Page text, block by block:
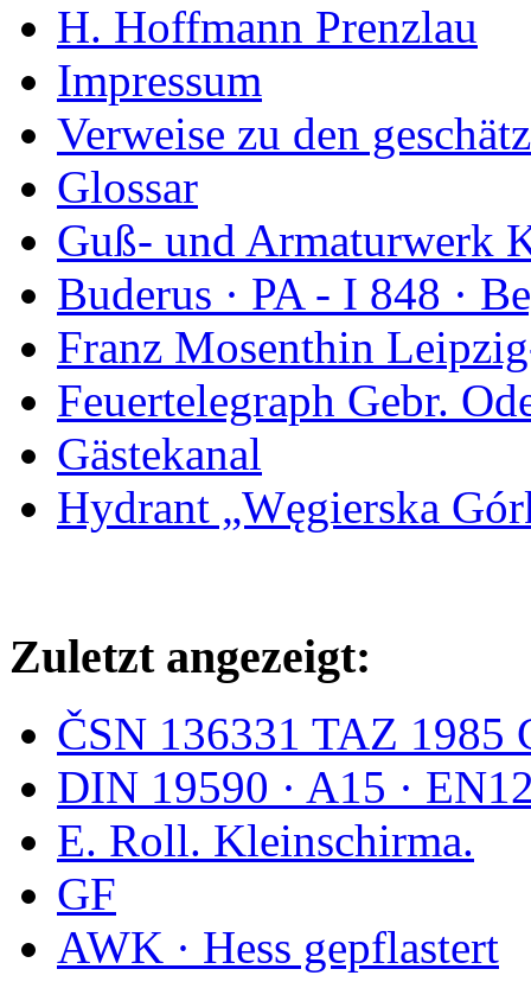
H. Hoffmann Prenzlau
Impressum
Verweise zu den
Glossar
Guß- und Armaturwerk
Buderus · PA - I 848 ·
Franz Mosenthin
Feuertelegraph Gebr.
Gästekanal
Hydrant „Węgierska
Zuletzt angezeigt:
ČSN 136331 TAZ 1985
DIN 19590 · A15 ·
E. Roll. Kleinschirma.
GF
AWK · Hess gepflastert